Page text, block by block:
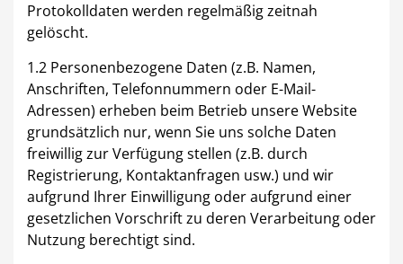
Handwerk Sport & Freizeit
Gesundheit Dienstleistungen
Protokolldaten werden regelmäßig zeitnah
gelöscht.
1.2 Personenbezogene Daten (z.B. Namen,
Anschriften, Telefonnummern oder E-Mail-
Adressen) erheben beim Betrieb unsere Website
grundsätzlich nur, wenn Sie uns solche Daten
freiwillig zur Verfügung stellen (z.B. durch
Registrierung, Kontaktanfragen usw.) und wir
aufgrund Ihrer Einwilligung oder aufgrund einer
gesetzlichen Vorschrift zu deren Verarbeitung oder
Nutzung berechtigt sind.